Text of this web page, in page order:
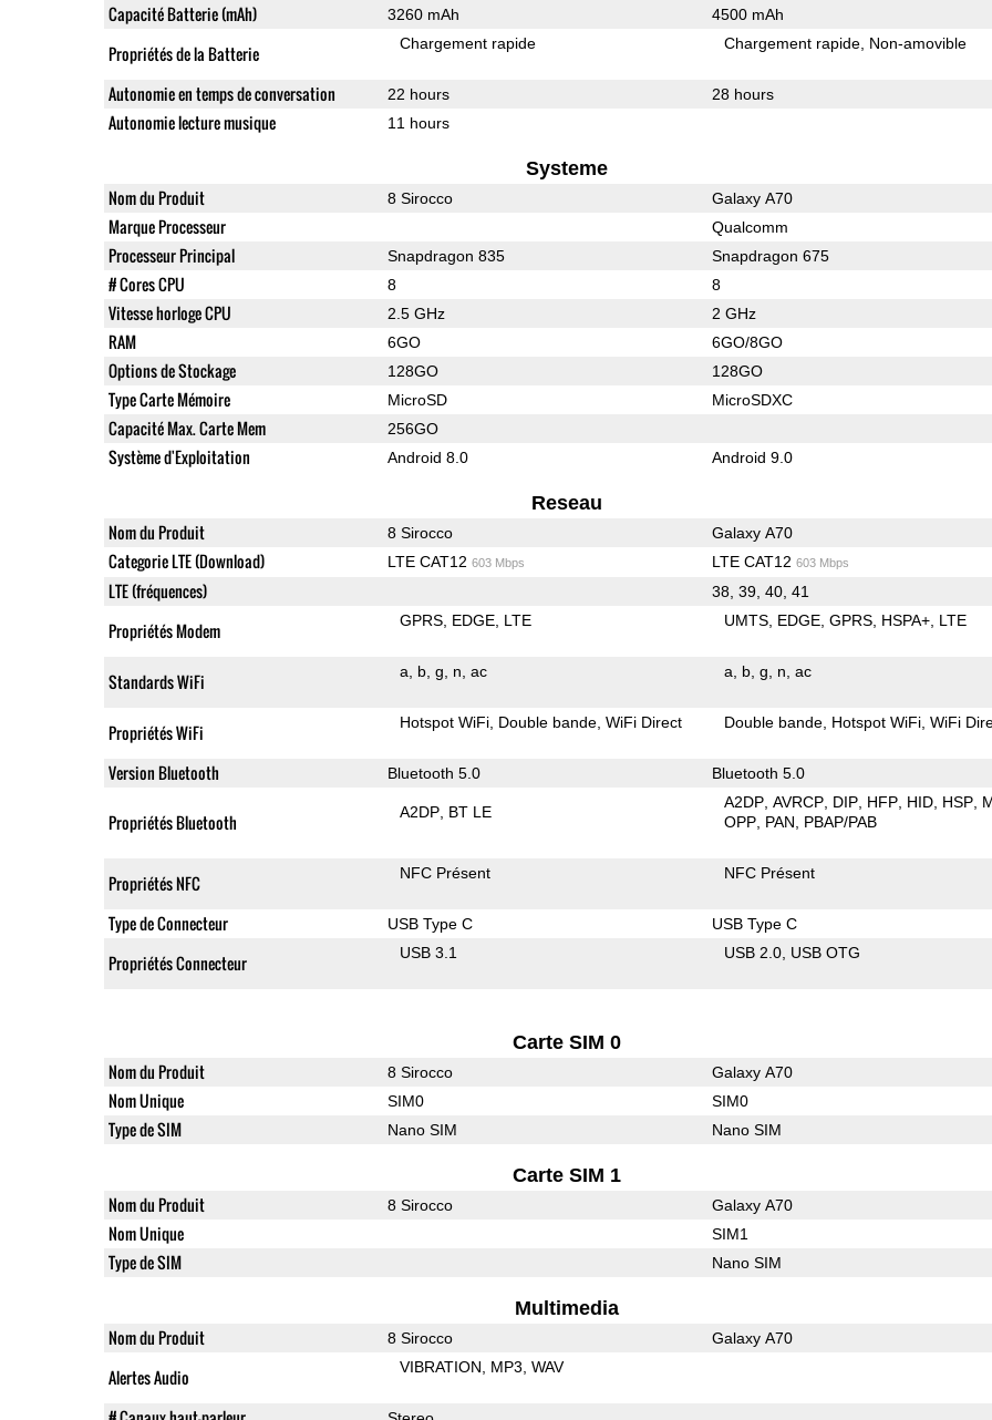
Capacité Batterie (mAh) 3260 mAh 4500 mAh
Propriétés de la Batterie Chargement rapide Chargement rapide Non-amovible
Autonomie en temps de conversation 22 hours 28 hours
Autonomie lecture musique 11 hours
Systeme
Nom du Produit 8 Sirocco Galaxy A70
Marque Processeur Qualcomm
Processeur Principal Snapdragon 835 Snapdragon 675
# Cores CPU 8 8
Vitesse horloge CPU 2.5 GHz 2 GHz
RAM 6GO 6GO/8GO
Options de Stockage 128GO 128GO
Type Carte Mémoire MicroSD MicroSDXC
Capacité Max. Carte Mem 256GO
Système d'Exploitation Android 8.0 Android 9.0
Reseau
Nom du Produit 8 Sirocco Galaxy A70
Categorie LTE (Download) LTE CAT12 603 Mbps LTE CAT12 603 Mbps
LTE (fréquences) 38, 39, 40, 41
Propriétés Modem GPRS EDGE LTE UMTS EDGE GPRS HSPA+ LTE
Standards WiFi a b g n ac a b g n ac
Propriétés WiFi Hotspot WiFi Double bande WiFi Direct Double bande Hotspot WiFi WiFi
Version Bluetooth Bluetooth 5.0 Bluetooth 5.0
Propriétés Bluetooth A2DP BT LE
A2DP AVRCP DIP HFP HID HSP
OPP PAN PBAP/PAB
Propriétés NFC NFC Présent NFC Présent
Type de Connecteur USB Type C USB Type C
Propriétés Connecteur USB 3.1 USB 2.0 USB OTG
Carte SIM 0
Nom du Produit 8 Sirocco Galaxy A70
Nom Unique SIM0 SIM0
Type de SIM Nano SIM Nano SIM
Carte SIM 1
Nom du Produit 8 Sirocco Galaxy A70
Nom Unique SIM1
Type de SIM Nano SIM
Multimedia
Nom du Produit 8 Sirocco Galaxy A70
Alertes Audio VIBRATION MP3 WAV